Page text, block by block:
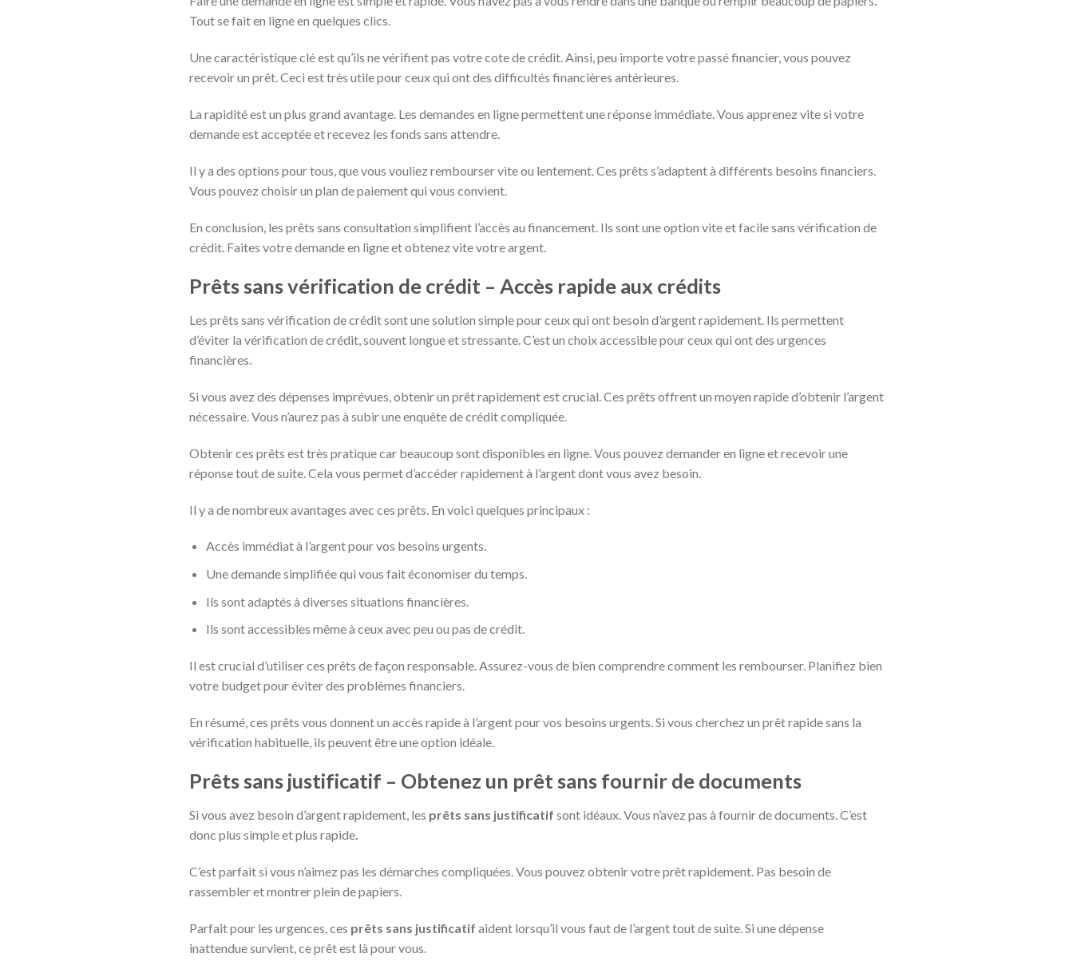
Tout se fait en ligne en quelques clics.
Une caractéristique clé est qu’ils ne vérifient pas votre cote de crédit. Ainsi, peu importe votre passé financier, vous pouvez
recevoir un prêt. Ceci est très utile pour ceux qui ont des difficultés financières antérieures.
La rapidité est un plus grand avantage. Les demandes en ligne permettent une réponse immédiate. Vous apprenez vite si votre
demande est acceptée et recevez les fonds sans attendre.
Il y a des options pour tous, que vous vouliez rembourser vite ou lentement. Ces prêts s’adaptent à différents besoins financiers.
Vous pouvez choisir un plan de paiement qui vous convient.
En conclusion, les prêts sans consultation simplifient l’accès au financement. Ils sont une option vite et facile sans vérification de
crédit. Faites votre demande en ligne et obtenez vite votre argent.
Prêts sans vérification de crédit – Accès rapide aux crédits
Les prêts sans vérification de crédit sont une solution simple pour ceux qui ont besoin d’argent rapidement. Ils permettent
d’éviter la vérification de crédit, souvent longue et stressante. C’est un choix accessible pour ceux qui ont des urgences
financières.
Si vous avez des dépenses imprévues, obtenir un prêt rapidement est crucial. Ces prêts offrent un moyen rapide d’obtenir l’argent
nécessaire. Vous n’aurez pas à subir une enquête de crédit compliquée.
Obtenir ces prêts est très pratique car beaucoup sont disponibles en ligne. Vous pouvez demander en ligne et recevoir une
réponse tout de suite. Cela vous permet d’accéder rapidement à l’argent dont vous avez besoin.
Il y a de nombreux avantages avec ces prêts. En voici quelques principaux :
Accès immédiat à l’argent pour vos besoins urgents.
Une demande simplifiée qui vous fait économiser du temps.
Ils sont adaptés à diverses situations financières.
Ils sont accessibles même à ceux avec peu ou pas de crédit.
Il est crucial d’utiliser ces prêts de façon responsable. Assurez-vous de bien comprendre comment les rembourser. Planifiez bien
votre budget pour éviter des problèmes financiers.
En résumé, ces prêts vous donnent un accès rapide à l’argent pour vos besoins urgents. Si vous cherchez un prêt rapide sans la
vérification habituelle, ils peuvent être une option idéale.
Prêts sans justificatif – Obtenez un prêt sans fournir de documents
Si vous avez besoin d’argent rapidement, les prêts sans justificatif sont idéaux. Vous n’avez pas à fournir de documents. C’est
donc plus simple et plus rapide.
C’est parfait si vous n’aimez pas les démarches compliquées. Vous pouvez obtenir votre prêt rapidement. Pas besoin de
rassembler et montrer plein de papiers.
Parfait pour les urgences, ces prêts sans justificatif aident lorsqu’il vous faut de l’argent tout de suite. Si une dépense
inattendue survient, ce prêt est là pour vous.